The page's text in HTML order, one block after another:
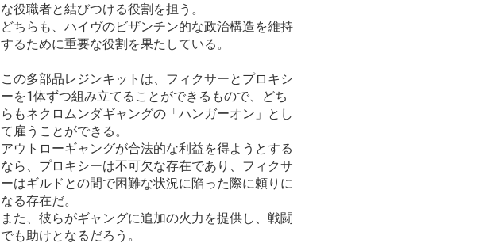
な役職者と結びつける役割を担う。
どちらも、ハイヴのビザンチン的な政治構造を維持
するために重要な役割を果たしている。
この多部品レジンキットは、フィクサーとプロキシ
ーを1体ずつ組み立てることができるもので、どち
らもネクロムンダギャングの「ハンガーオン」とし
て雇うことができる。
アウトローギャングが合法的な利益を得ようとする
なら、プロキシーは不可欠な存在であり、フィクサ
ーはギルドとの間で困難な状況に陥った際に頼りに
なる存在だ。
また、彼らがギャングに追加の火力を提供し、戦闘
でも助けとなるだろう。